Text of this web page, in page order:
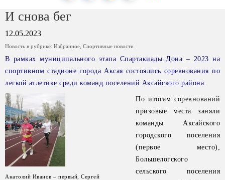
И снова бег
12.05.2023
Новость в рубрике: Избранное Спортивные новости
В рамках муниципального этапа Спартакиады Дона – 2023 на
спортивном стадионе города Аксая состоялись соревнования по
легкой атлетике среди команд поселений Аксайского района.
Анатолий Иванов – первый, Сергей
По итогам соревнований
призовые места заняли
команды Аксайского
городского поселения
(первое место),
Большелогского
сельского поселения